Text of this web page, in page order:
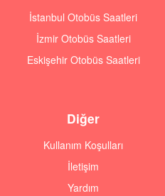
İstanbul Otobüs Saatleri
İzmir Otobüs Saatleri
Eskişehir Otobüs Saatleri
Diğer
Kullanım Koşulları
İletişim
Yardım